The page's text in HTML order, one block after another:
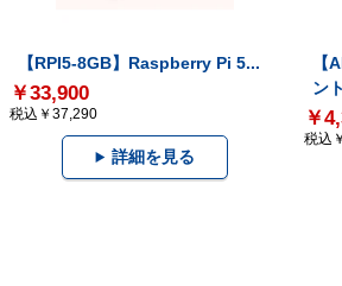
【RPI5-8GB】Raspberry Pi 5...
￥33,900
税込￥37,290
詳細を見る
【
ン
￥
税込